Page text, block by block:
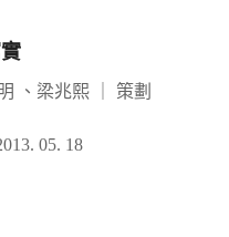
、梁兆熙
策劃
05. 18